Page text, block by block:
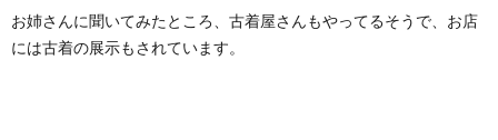
お姉さんに聞いてみたところ、古着屋さんもやってるそうで、お店
には古着の展示もされています。